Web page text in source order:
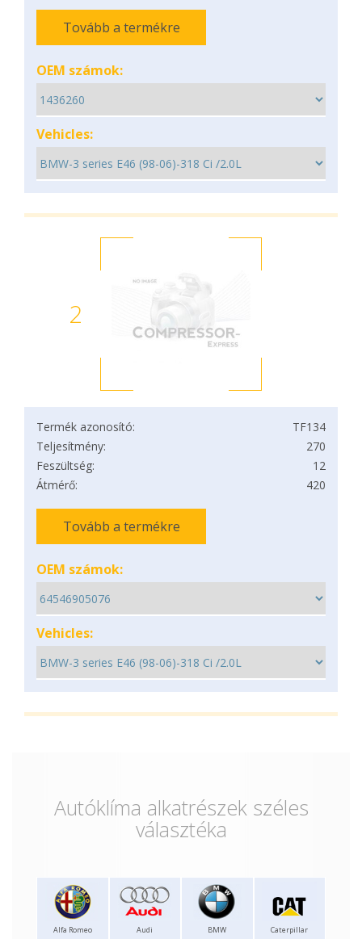
Tovább a termékre
OEM számok:
Vehicles:
2
Termék azonosító:
TF134
Teljesítmény:
270
Feszültség:
12
Átmérő:
420
Tovább a termékre
OEM számok:
Vehicles:
Autóklíma alkatrészek széles
választéka
Alfa Romeo Audi BMW Caterpillar